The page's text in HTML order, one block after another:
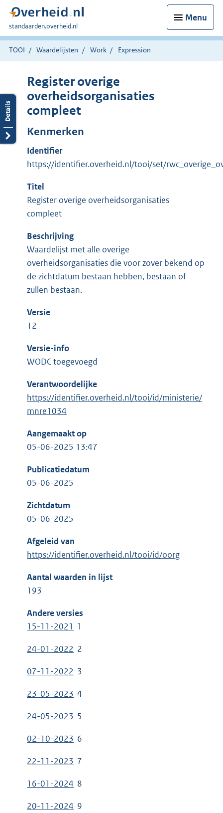
Menu
U
bent
hier:
standaarden.overheid.nl
TOOI Waardelijsten Work Expression
Register overige
overheidsorganisaties
compleet
Kenmerken
Identifier
https://identifier.overheid.nl/tooi/set/
Titel
Register overige overheidsorganisaties
compleet
Beschrijving
Waardelijst met alle overige
overheidsorganisaties die voor zover bekend op
de zichtdatum bestaan hebben, bestaan of
zullen bestaan.
Versie
12
Versie-info
WODC toegevoegd
Verantwoordelijke
https://identifier.overheid.nl/tooi/id/ministerie/
mnre1034
Aangemaakt op
05-06-2025 13:47
Publicatiedatum
05-06-2025
Zichtdatum
05-06-2025
Afgeleid van
https://identifier.overheid.nl/tooi/id/oorg
Aantal waarden in lijst
193
Andere versies
15-11-2021 1
24-01-2022 2
07-11-2022 3
23-05-2023 4
24-05-2023 5
02-10-2023 6
22-11-2023 7
16-01-2024 8
20-11-2024 9